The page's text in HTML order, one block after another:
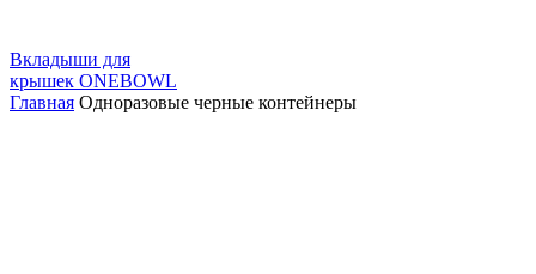
Вкладыши для
крышек ONEBOWL
Главная Одноразовые черные контейнеры